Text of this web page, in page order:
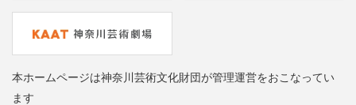
本ホームページは神奈川芸術文化財団が管理運営をおこなってい
ます